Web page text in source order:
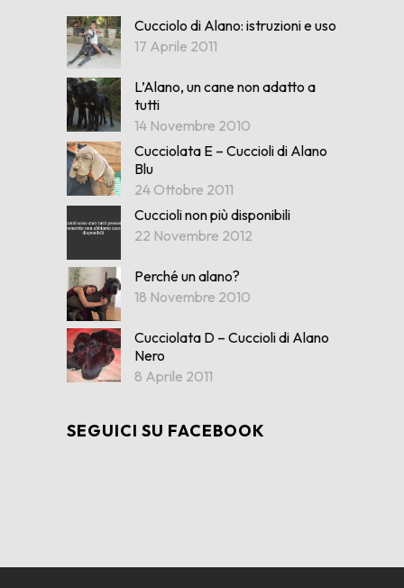
Cucciolo di Alano: istruzioni e uso
17 Aprile 2011
L’Alano, un cane non adatto a
tutti
14 Novembre 2010
Cucciolata E – Cuccioli di Alano
Blu
24 Ottobre 2011
Cuccioli non più disponibili
22 Novembre 2012
Perché un alano?
18 Novembre 2010
Cucciolata D – Cuccioli di Alano
Nero
8 Aprile 2011
SEGUICI SU FACEBOOK